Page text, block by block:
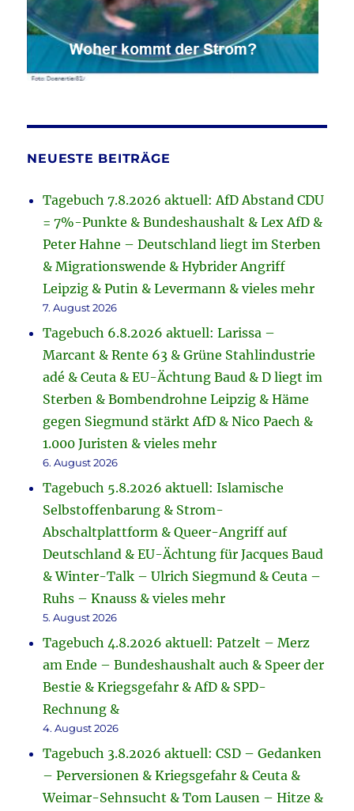
NEUESTE BEITRÄGE
Tagebuch 7.8.2026 aktuell: AfD Abstand CDU
= 7%-Punkte & Bundeshaushalt & Lex AfD &
Peter Hahne – Deutschland liegt im Sterben
& Migrationswende & Hybrider Angriff
Leipzig & Putin & Levermann & vieles mehr
7. August 2026
Tagebuch 6.8.2026 aktuell: Larissa –
Marcant & Rente 63 & Grüne Stahlindustrie
adé & Ceuta & EU-Ächtung Baud & D liegt im
Sterben & Bombendrohne Leipzig & Häme
gegen Siegmund stärkt AfD & Nico Paech &
1.000 Juristen & vieles mehr
6. August 2026
Tagebuch 5.8.2026 aktuell: Islamische
Selbstoffenbarung & Strom-
Abschaltplattform & Queer-Angriff auf
Deutschland & EU-Ächtung für Jacques Baud
& Winter-Talk – Ulrich Siegmund & Ceuta –
Ruhs – Knauss & vieles mehr
5. August 2026
Tagebuch 4.8.2026 aktuell: Patzelt – Merz
am Ende – Bundeshaushalt auch & Speer der
Bestie & Kriegsgefahr & AfD & SPD-
Rechnung &
4. August 2026
Tagebuch 3.8.2026 aktuell: CSD – Gedanken
– Perversionen & Kriegsgefahr & Ceuta &
Weimar-Sehnsucht & Tom Lausen – Hitze &